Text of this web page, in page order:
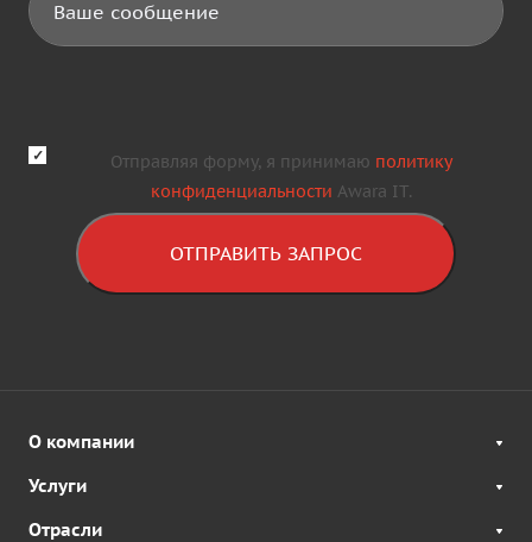
Отправляя форму, я принимаю политику
конфиденциальности Awara IT.
ОТПРАВИТЬ ЗАПРОС
О компании
Услуги
Отрасли